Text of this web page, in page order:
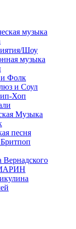
музыка
Шоу
музыка
Фолк
и Соул
Хоп
Музыка
песня